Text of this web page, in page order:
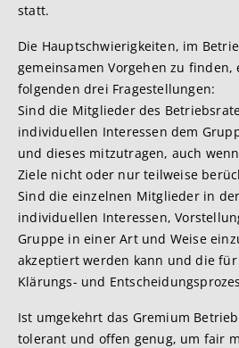
statt.
Die Hauptschwierigkeiten, im
gemeinsamen Vorgehen zu finden,
folgenden drei Fragestellungen:
Sind die Mitglieder des
individuellen Interessen dem
und dieses mitzutragen, auch
Ziele nicht oder nur teilweise
Sind die einzelnen Mitglieder in
individuellen Interessen,
Gruppe in einer Art und Weise
akzeptiert werden kann und die
Klärungs- und
Ist umgekehrt das Gremium
tolerant und offen genug, um fair